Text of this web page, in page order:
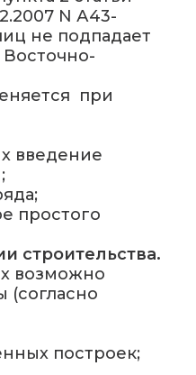
N А43-
не подпадает
при
введение
простого
строительства.
возможно
построек;